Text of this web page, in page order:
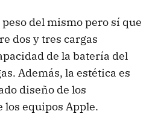
del mismo pero sí que
dos y tres cargas
de la batería del
Además, la estética es
diseño de los
los equipos Apple.